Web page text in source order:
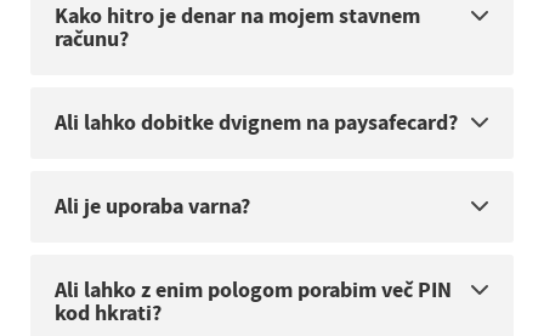
Kako hitro je denar na mojem stavnem
računu?
Ali lahko dobitke dvignem na paysafecard?
Ali je uporaba varna?
Ali lahko z enim pologom porabim več PIN
kod hkrati?